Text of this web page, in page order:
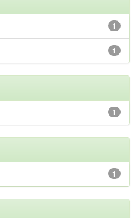
1
1
1
1